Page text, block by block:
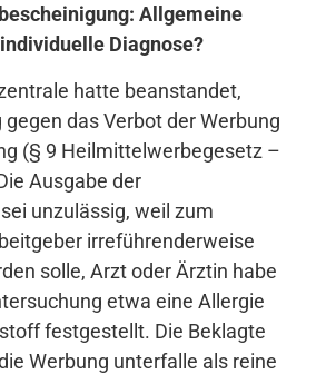
Allgemeine
Diagnose?
hatte beanstandet,
das Verbot der Werbung
(§ 9 Heilmittelwerbegesetz –
Ausgabe der
unzulässig, weil zum
irreführenderweise
solle, Arzt oder Ärztin habe
etwa eine Allergie
festgestellt. Die Beklagte
Werbung unterfalle als reine